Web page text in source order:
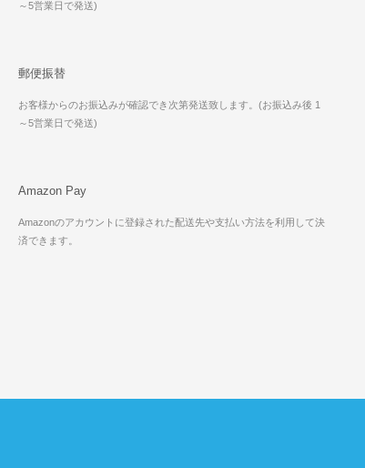
～5営業日で発送)
郵便振替
お客様からのお振込みが確認でき次第発送致します。(お振込み後 1
～5営業日で発送)
Amazon Pay
Amazonのアカウントに登録された配送先や支払い方法を利用して決
済できます。